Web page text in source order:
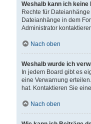
Weshalb kann ich keine
Rechte für
Dateianhänge in dem
Administrator
Nach oben
Weshalb wurde ich
In jedem Board gibt es
eine Verwarnung
hat. Kontaktieren Sie
Nach oben